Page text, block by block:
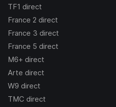
TF1 direct
France 2 direct
France 3 direct
France 5 direct
M6+ direct
Arte direct
W9 direct
TMC direct